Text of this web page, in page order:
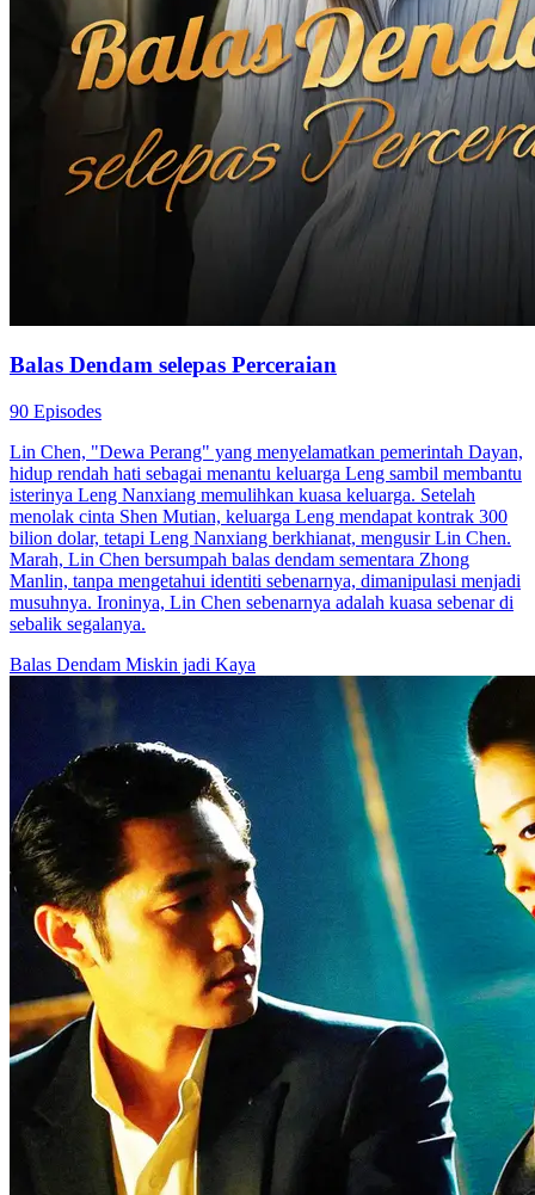
Balas Dendam selepas Perceraian
90 Episodes
Lin Chen, "Dewa Perang" yang menyelamatkan pemerintah Dayan,
hidup rendah hati sebagai menantu keluarga Leng sambil membantu
isterinya Leng Nanxiang memulihkan kuasa keluarga. Setelah
menolak cinta Shen Mutian, keluarga Leng mendapat kontrak 300
bilion dolar, tetapi Leng Nanxiang berkhianat, mengusir Lin Chen.
Marah, Lin Chen bersumpah balas dendam sementara Zhong
Manlin, tanpa mengetahui identiti sebenarnya, dimanipulasi menjadi
musuhnya. Ironinya, Lin Chen sebenarnya adalah kuasa sebenar di
sebalik segalanya.
Balas Dendam Miskin jadi Kaya